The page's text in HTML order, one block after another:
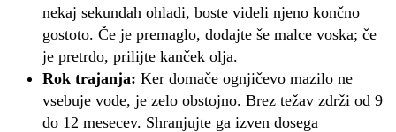
nekaj sekundah ohladi, boste videli njeno končno
gostoto. Če je premaglo, dodajte še malce voska; če
je pretrdo, prilijte kanček olja.
Rok trajanja: Ker domače ognjičevo mazilo ne
vsebuje vode, je zelo obstojno. Brez težav zdrži od 9
do 12 mesecev. Shranjujte ga izven dosega